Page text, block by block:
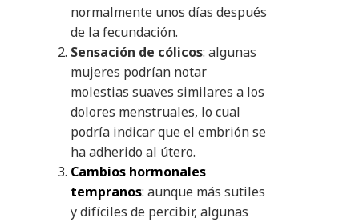
normalmente unos días después
de la fecundación.
Sensación de cólicos: algunas
mujeres podrían notar
molestias suaves similares a los
dolores menstruales, lo cual
podría indicar que el embrión se
ha adherido al útero.
Cambios hormonales
tempranos: aunque más sutiles
y difíciles de percibir, algunas